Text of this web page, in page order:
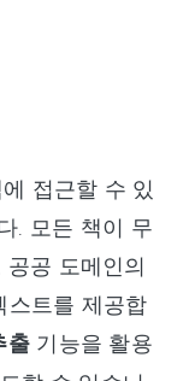
접근할 수 있
. 모든 책이 무
공 도메인의
스트를 제공합
출기능을 활용